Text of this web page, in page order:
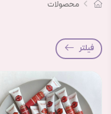
محصولات
فیلتر